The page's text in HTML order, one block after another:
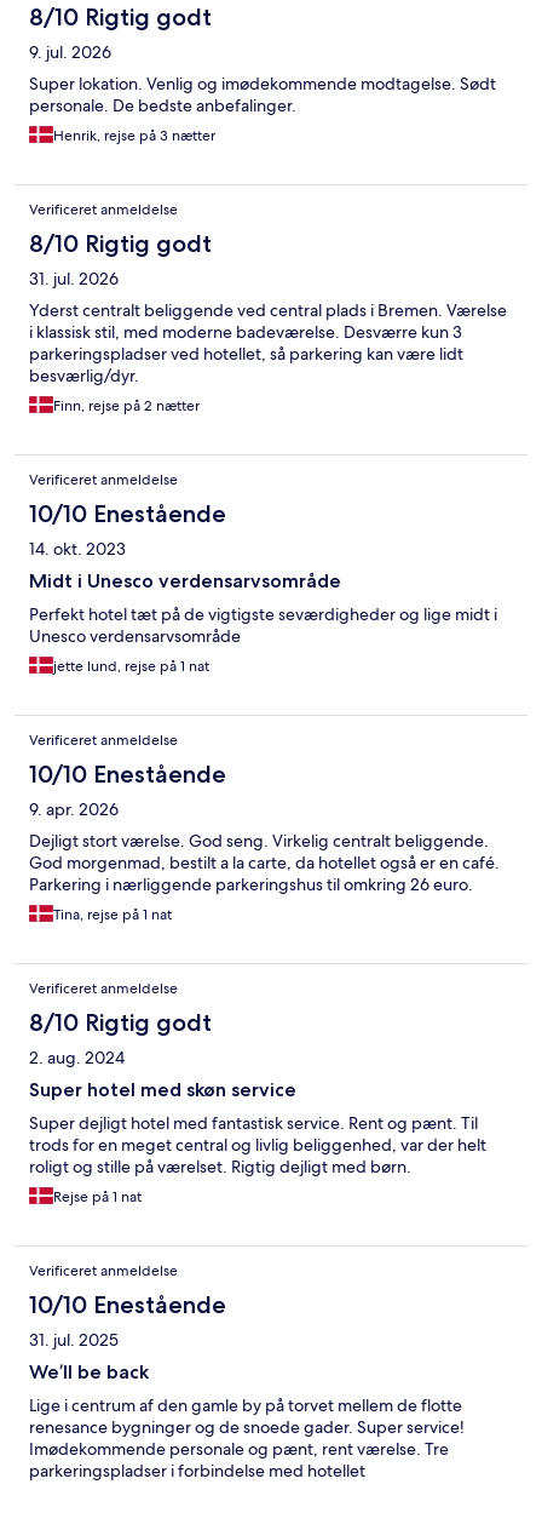
8/10 Rigtig godt
9. jul. 2026
Super lokation. Venlig og imødekommende modtagelse. Sødt
personale. De bedste anbefalinger.
Henrik, rejse på 3 nætter
Verificeret anmeldelse
8/10 Rigtig godt
31. jul. 2026
Yderst centralt beliggende ved central plads i Bremen. Værelse
i klassisk stil, med moderne badeværelse. Desværre kun 3
parkeringspladser ved hotellet, så parkering kan være lidt
besværlig/dyr.
Finn, rejse på 2 nætter
Verificeret anmeldelse
10/10 Enestående
14. okt. 2023
Midt i Unesco verdensarvsområde
Perfekt hotel tæt på de vigtigste seværdigheder og lige midt i
Unesco verdensarvsområde
jette lund, rejse på 1 nat
Verificeret anmeldelse
10/10 Enestående
9. apr. 2026
Dejligt stort værelse. God seng. Virkelig centralt beliggende.
God morgenmad, bestilt a la carte, da hotellet også er en café.
Parkering i nærliggende parkeringshus til omkring 26 euro.
Tina, rejse på 1 nat
Verificeret anmeldelse
8/10 Rigtig godt
2. aug. 2024
Super hotel med skøn service
Super dejligt hotel med fantastisk service. Rent og pænt. Til
trods for en meget central og livlig beliggenhed, var der helt
roligt og stille på værelset. Rigtig dejligt med børn.
Rejse på 1 nat
Verificeret anmeldelse
10/10 Enestående
31. jul. 2025
We’ll be back
Lige i centrum af den gamle by på torvet mellem de flotte
renesance bygninger og de snoede gader. Super service!
Imødekommende personale og pænt, rent værelse. Tre
parkeringspladser i forbindelse med hotellet